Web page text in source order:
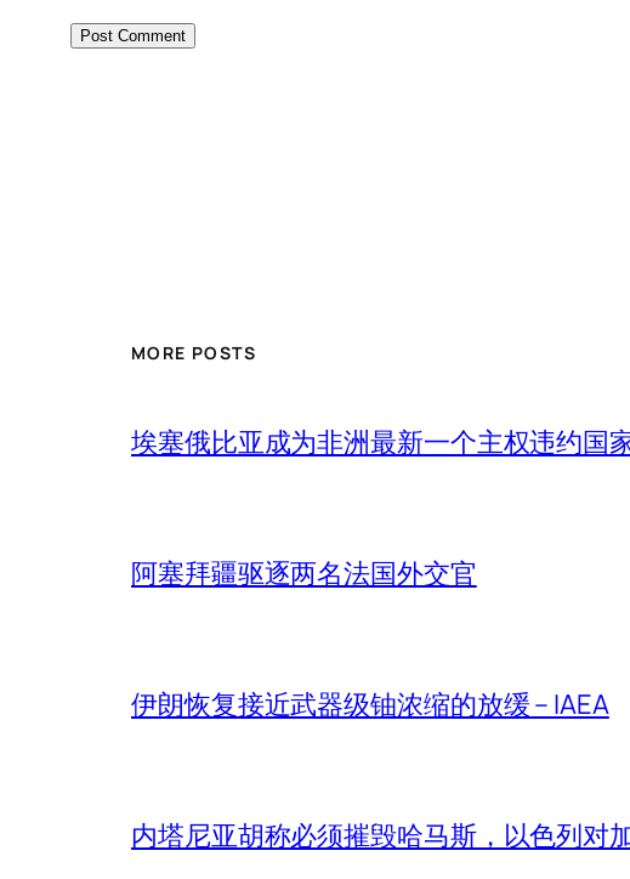
MORE POSTS
埃塞俄比亚成为非洲最新一个主权违约国
阿塞拜疆驱逐两名法国外交官
伊朗恢复接近武器级铀浓缩的放缓 – IAEA
内塔尼亚胡称必须摧毁哈马斯，以色列对